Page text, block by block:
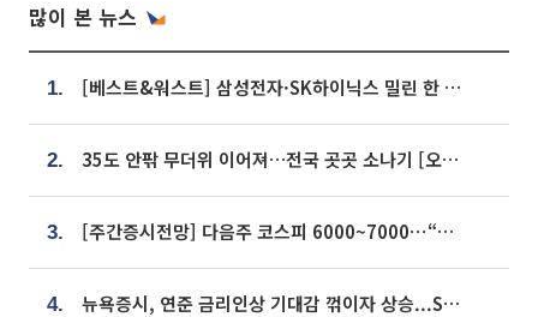
많이 본 뉴스
1. [베스트&워스트] 삼성전자·SK하이닉스 밀린 한 주…상상인증권은 85% 급등
2. 35도 안팎 무더위 이어져…전국 곳곳 소나기 [오늘 날씨]
3. [주간증시전망] 다음주 코스피 6000~7000⋯“外人 수급은 정책이 변수”
4. 뉴욕증시, 연준 금리인상 기대감 꺾이자 상승...S&P500 사상 최고치 [종합]